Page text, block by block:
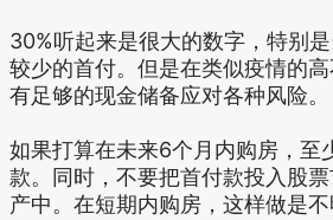
30%听起来是很大的数字，特别
较少的首付。但是在类似疫情的
有足够的现金储备应对各种风险。
如果打算在未来6个月内购房，至
款。同时，不要把首付款投入股
产中。在短期内购房，这样做是不